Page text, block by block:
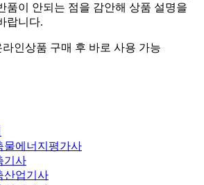
품이 안되는 점을 감안해 상품 설명을
랍니다.
인상품 구매 후 바로 사용 가능
물에너지평가사
기사
산업기사